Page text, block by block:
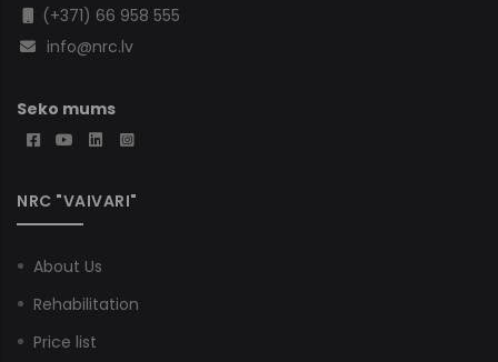
(+371) 66 958 555
info@nrc.lv
Seko mums
NRC "VAIVARI"
About Us
Rehabilitation
Price list